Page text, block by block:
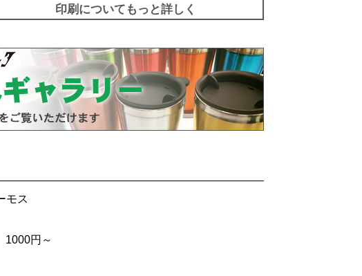
印刷についてもっと詳しく
モス
1000円～